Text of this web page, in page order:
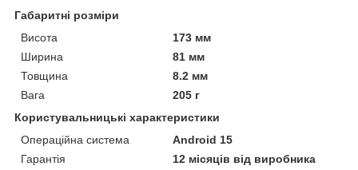
Габаритні розміри
Висота
173 мм
Ширина
81 мм
Товщина
8.2 мм
Вага
205 г
Користувальницькі характеристики
Операційна система
Android 15
Гарантія
12 місяців від виробника